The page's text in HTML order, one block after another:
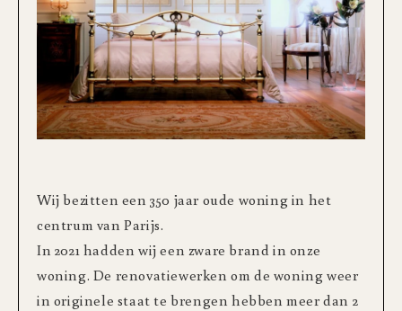
Wij bezitten een 350 jaar oude woning in het
centrum van Parijs.
In 2021 hadden wij een zware brand in onze
woning. De renovatiewerken om de woning weer
in originele staat te brengen hebben meer dan 2